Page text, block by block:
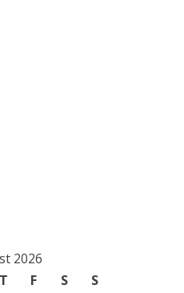
2026
T F S
S